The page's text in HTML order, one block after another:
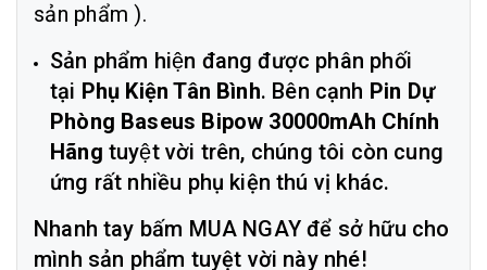
sản phẩm ).
Sản phẩm hiện đang được phân phối
tại Phụ Kiện Tân Bình. Bên cạnh Pin Dự
Phòng Baseus Bipow 30000mAh Chính
Hãng tuyệt vời trên, chúng tôi còn cung
ứng rất nhiều phụ kiện thú vị khác.
Nhanh tay bấm MUA NGAY để sở hữu cho
mình sản phẩm tuyệt vời này nhé!